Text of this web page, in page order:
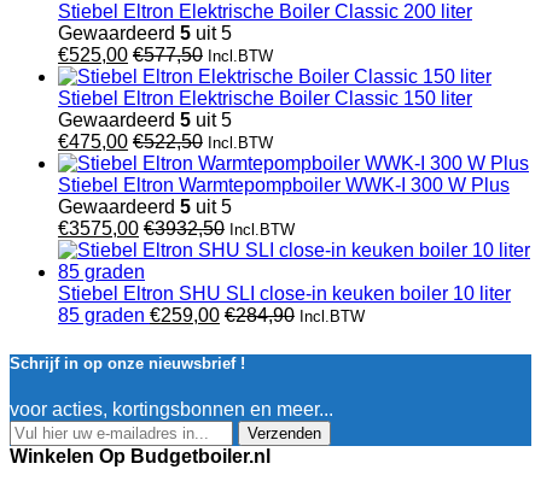
Stiebel Eltron Elektrische Boiler Classic 200 liter
Gewaardeerd 5 uit 5
€525,00 €577,50 Incl.BTW
Stiebel Eltron Elektrische Boiler Classic 150 liter
Gewaardeerd 5 uit 5
€475,00 €522,50 Incl.BTW
Stiebel Eltron Warmtepompboiler WWK-I 300 W Plus
Gewaardeerd 5 uit 5
€3575,00 €3932,50 Incl.BTW
Stiebel Eltron SHU SLI close-in keuken boiler 10 liter
85 graden €259,00 €284,90 Incl.BTW
Schrijf in op onze nieuwsbrief !
voor acties, kortingsbonnen en meer...
Verzenden
Winkelen Op Budgetboiler.nl